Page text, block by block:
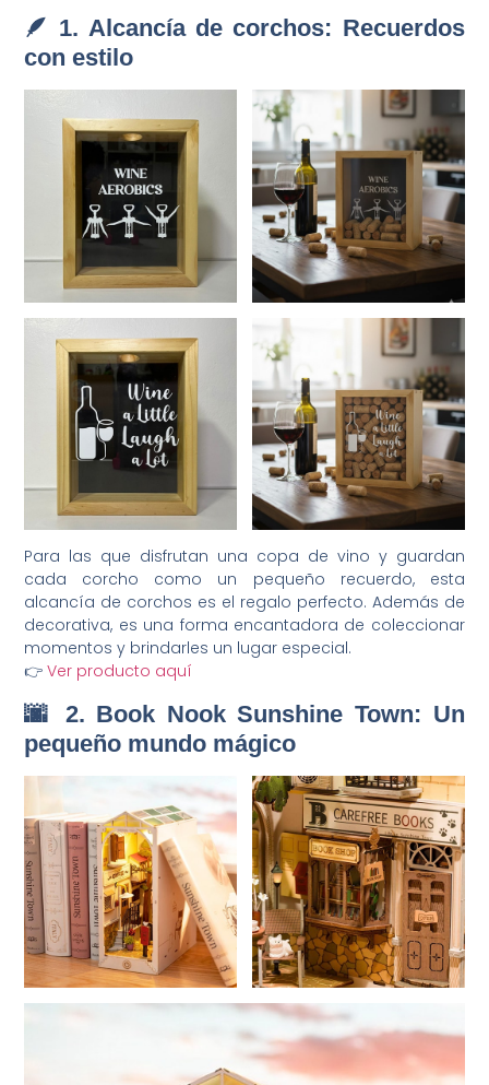
🪶 1. Alcancía de corchos: Recuerdos
con estilo
Para las que disfrutan una copa de vino y guardan
cada corcho como un pequeño recuerdo, esta
alcancía de corchos es el regalo perfecto. Además de
decorativa, es una forma encantadora de coleccionar
momentos y brindarles un lugar especial.
👉Ver producto aquí
🌆 2. Book Nook Sunshine Town: Un
pequeño mundo mágico